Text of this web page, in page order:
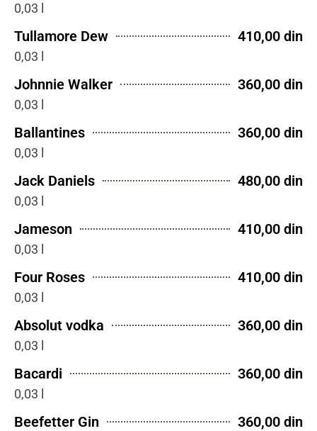
0,03 l
Tullamore Dew 410,00 din
0,03 l
Johnnie Walker 360,00 din
0,03 l
Ballantines 360,00 din
0,03 l
Jack Daniels 480,00 din
0,03 l
Jameson 410,00 din
0,03 l
Four Roses 410,00 din
0,03 l
Absolut vodka 360,00 din
0,03 l
Bacardi 360,00 din
0,03 l
Beefetter Gin 360,00 din